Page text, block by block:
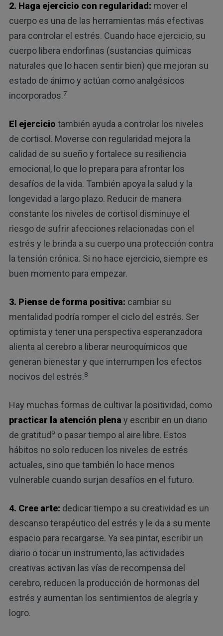
2. Haga ejercicio con regularidad: mover el
cuerpo es una de las herramientas más efectivas
para controlar el estrés. Cuando hace ejercicio, su
cuerpo libera endorfinas (sustancias químicas
naturales que lo hacen sentir bien) que mejoran su
estado de ánimo y actúan como analgésicos
incorporados.7
El ejercicio también ayuda a controlar los niveles
de cortisol. Moverse con regularidad mejora la
calidad de su sueño y fortalece su resiliencia
emocional, lo que lo prepara para afrontar los
desafíos de la vida. También apoya la salud y la
longevidad a largo plazo. Reducir de manera
constante los niveles de cortisol disminuye el
riesgo de sufrir afecciones relacionadas con el
estrés y le brinda a su cuerpo una protección contra
la tensión crónica. Si no hace ejercicio, siempre es
buen momento para empezar.
3. Piense de forma positiva: cambiar su
mentalidad podría romper el ciclo del estrés. Ser
optimista y tener una perspectiva esperanzadora
alienta al cerebro a liberar neuroquímicos que
generan bienestar y que interrumpen los efectos
nocivos del estrés.8
Hay muchas formas de cultivar la positividad, como
practicar la atención plenay escribir en un diario
de gratitud9 o pasar tiempo al aire libre. Estos
hábitos no solo reducen los niveles de estrés
actuales, sino que también lo hace menos
vulnerable cuando surjan desafíos en el futuro.
4. Cree arte: dedicar tiempo a su creatividad es un
descanso terapéutico del estrés y le da a su mente
espacio para recargarse. Ya sea pintar, escribir un
diario o tocar un instrumento, las actividades
creativas activan las vías de recompensa del
cerebro, reducen la producción de hormonas del
estrés y aumentan los sentimientos de alegría y
logro.